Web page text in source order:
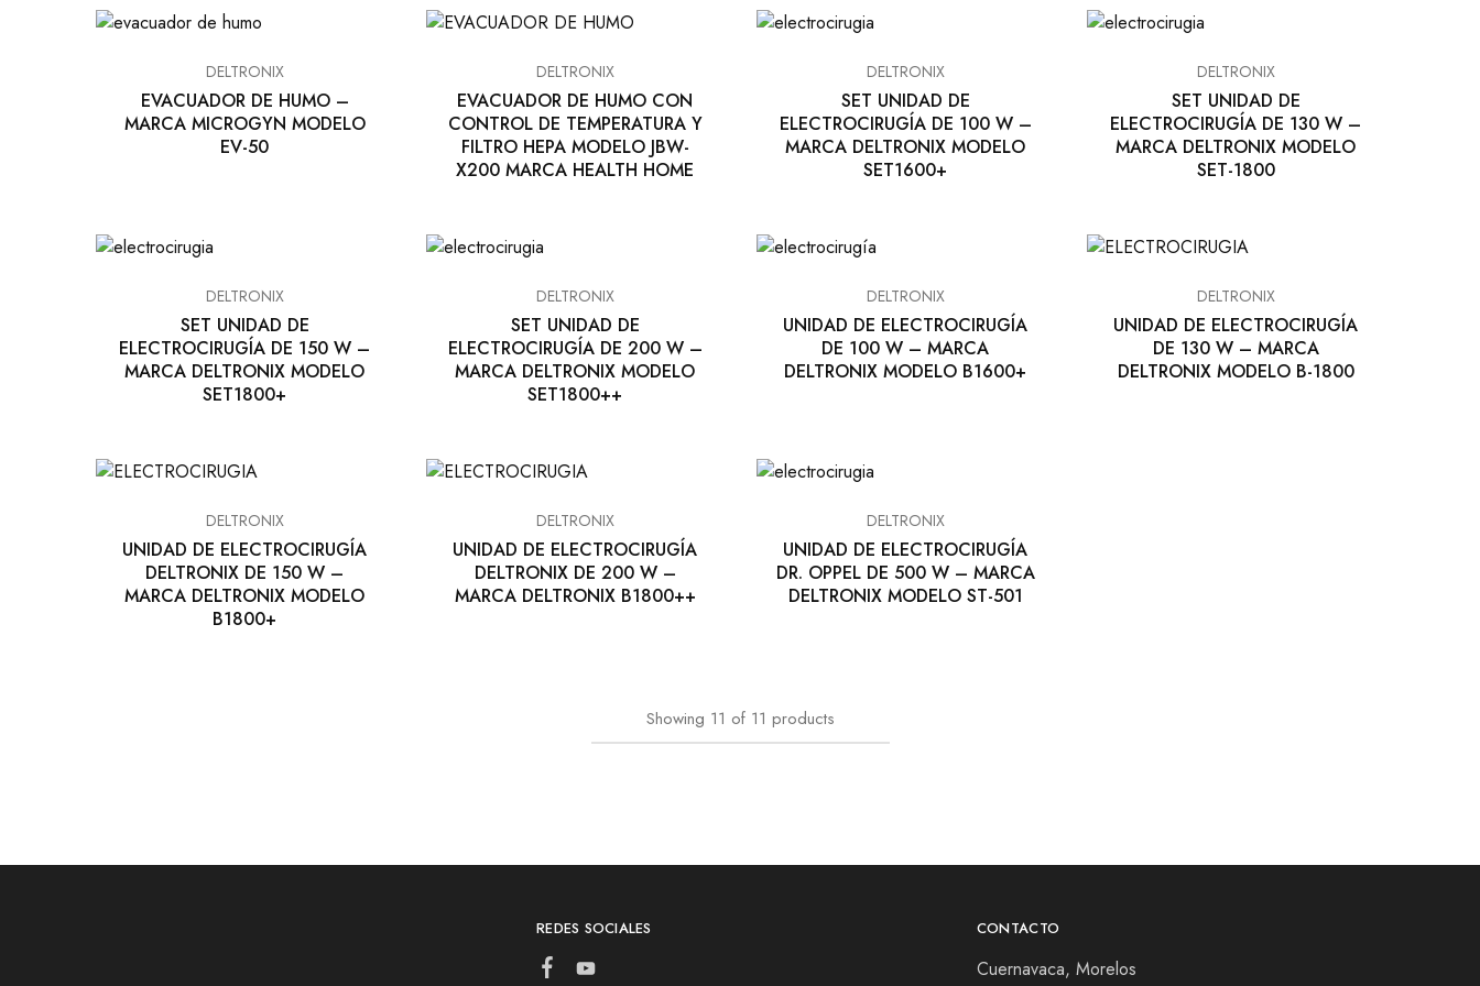
EQUIPO DENTAL
DELTRONIX
EVACUADOR DE HUMO –
MARCA MICROGYN MODELO
EV-50
DELTRONIX
EVACUADOR DE HUMO CON
CONTROL DE TEMPERATURA Y
FILTRO HEPA MODELO JBW-
X200 MARCA HEALTH HOME
DELTRONIX
SET UNIDAD DE
ELECTROCIRUGÍA DE 100 W –
MARCA DELTRONIX MODELO
SET1600+
DELTRONIX
SET UNIDAD DE
ELECTROCIRUGÍA DE 130 W –
MARCA DELTRONIX MODELO
SET-1800
DELTRONIX
SET UNIDAD DE
ELECTROCIRUGÍA DE 150 W –
MARCA DELTRONIX MODELO
SET1800+
DELTRONIX
SET UNIDAD DE
ELECTROCIRUGÍA DE 200 W –
MARCA DELTRONIX MODELO
SET1800++
DELTRONIX
UNIDAD DE ELECTROCIRUGÍA
DE 100 W – MARCA
DELTRONIX MODELO B1600+
DELTRONIX
UNIDAD DE ELECTROCIRUGÍA
DE 130 W – MARCA
DELTRONIX MODELO B-1800
DELTRONIX
UNIDAD DE ELECTROCIRUGÍA
DELTRONIX DE 150 W –
MARCA DELTRONIX MODELO
B1800+
DELTRONIX
UNIDAD DE ELECTROCIRUGÍA
DELTRONIX DE 200 W –
MARCA DELTRONIX B1800++
DELTRONIX
UNIDAD DE ELECTROCIRUGÍA
DR. OPPEL DE 500 W – MARCA
DELTRONIX MODELO ST-501
Showing 11 of 11 products
REDES SOCIALES CONTACTO
Cuernavaca, Morelos